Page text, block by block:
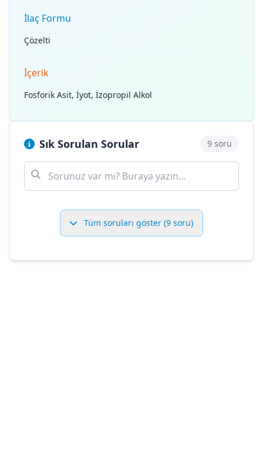
İlaç Formu
Çözelti
İçerik
Fosforik Asit, İyot, İzopropil Alkol
Sık Sorulan Sorular 9 soru
Tüm soruları göster (9 soru)